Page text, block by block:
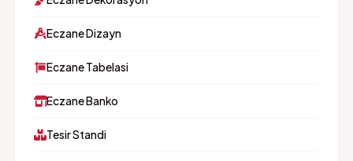
Eczane Dizayn
Eczane Tabelasi
Eczane Banko
Tesir Standi